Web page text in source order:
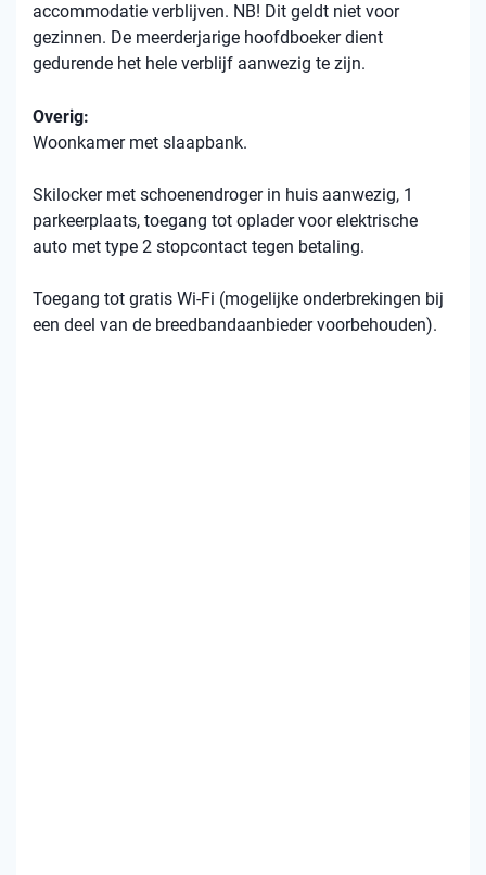
accommodatie verblijven. NB! Dit geldt niet voor
gezinnen. De meerderjarige hoofdboeker dient
gedurende het hele verblijf aanwezig te zijn.
Overig:
Woonkamer met slaapbank.
Skilocker met schoenendroger in huis aanwezig, 1
parkeerplaats, toegang tot oplader voor elektrische
auto met type 2 stopcontact tegen betaling.
Toegang tot gratis Wi-Fi (mogelijke onderbrekingen bij
een deel van de breedbandaanbieder voorbehouden).